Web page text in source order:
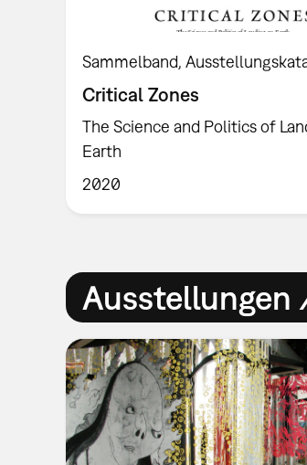
Sammelband
Critical Zones
The Science and Politics of
Earth
2020